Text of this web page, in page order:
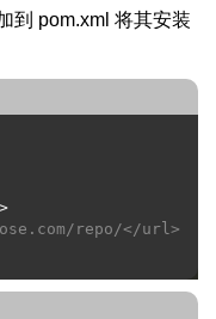
到 pom.xml 将其安装
repo/</url>